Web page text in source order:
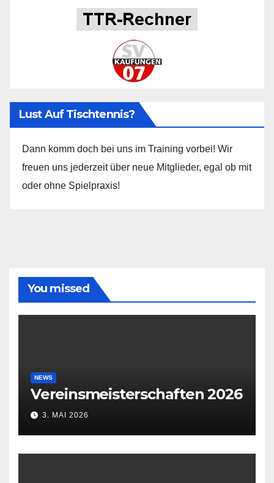
Lust Auf Tischtennis?
Dann komm doch bei uns im Training vorbei! Wir
freuen uns jederzeit über neue Mitglieder, egal ob mit
oder ohne Spielpraxis!
You missed
NEWS
Vereinsmeisterschaften 2026
3. MAI 2026